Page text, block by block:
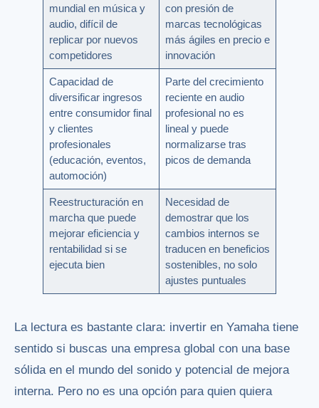
mundial en música y
audio, difícil de
replicar por nuevos
competidores
con presión de
marcas tecnológicas
más ágiles en precio e
innovación
Capacidad de
diversificar ingresos
entre consumidor final
y clientes
profesionales
(educación, eventos,
automoción)
Parte del crecimiento
reciente en audio
profesional no es
lineal y puede
normalizarse tras
picos de demanda
Reestructuración en
marcha que puede
mejorar eficiencia y
rentabilidad si se
ejecuta bien
Necesidad de
demostrar que los
cambios internos se
traducen en beneficios
sostenibles, no solo
ajustes puntuales
La lectura es bastante clara: invertir en Yamaha tiene
sentido si buscas una empresa global con una base
sólida en el mundo del sonido y potencial de mejora
interna. Pero no es una opción para quien quiera